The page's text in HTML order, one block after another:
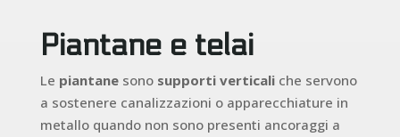
Piantane e telai
Le piantane sono supporti verticaliche servono
a sostenere canalizzazioni o apparecchiature in
metallo quando non sono presenti ancoraggi a